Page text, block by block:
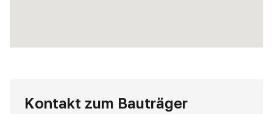
Kontakt zum Bauträger